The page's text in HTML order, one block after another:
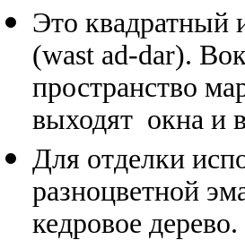
Это квадратный
(wast ad-dar).
пространство
выходят окна и
Для отделки
разноцветной
кедровое дерево.